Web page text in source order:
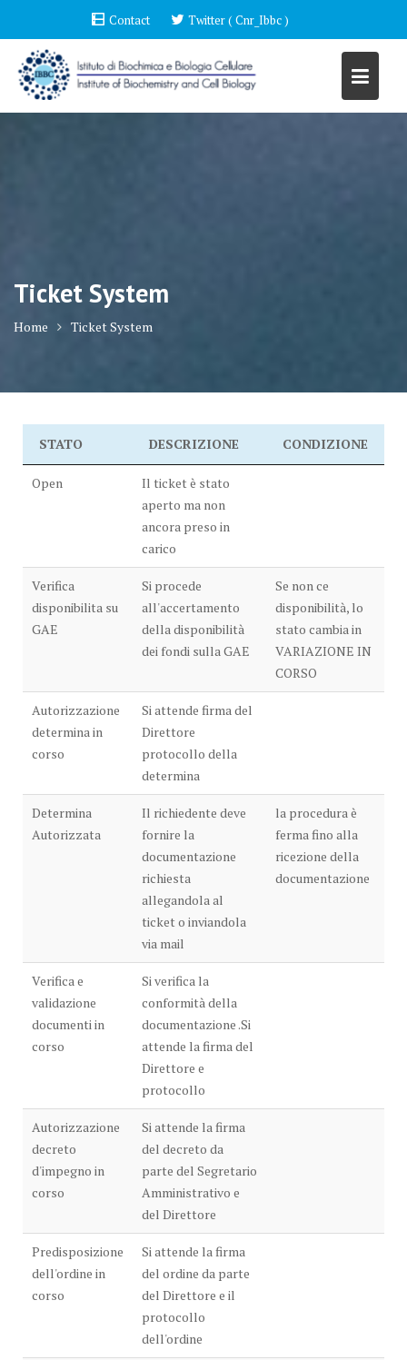
content
Contact Twitter ( Cnr_Ibbc )
Ticket System
Home Ticket System
STATO DESCRIZIONE CONDIZIONE
Open
Il ticket è stato
aperto ma non
ancora preso in
carico
Verifica
disponibilita su
GAE
Si procede
all'accertamento
della disponibilità
dei fondi sulla GAE
Se non ce
disponibilità, lo
stato cambia in
VARIAZIONE IN
CORSO
Autorizzazione
determina in
corso
Si attende firma del
Direttore
protocollo della
determina
Determina
Autorizzata
Il richiedente deve
fornire la
documentazione
richiesta
allegandola al
ticket o inviandola
via mail
la procedura è
ferma fino alla
ricezione della
documentazione
Verifica e
validazione
documenti in
corso
Si verifica la
conformità della
documentazione .Si
attende la firma del
Direttore e
protocollo
Autorizzazione
decreto
d'impegno in
corso
Si attende la firma
del decreto da
parte del Segretario
Amministrativo e
del Direttore
Predisposizione
dell'ordine in
corso
Si attende la firma
del ordine da parte
del Direttore e il
protocollo
dell'ordine